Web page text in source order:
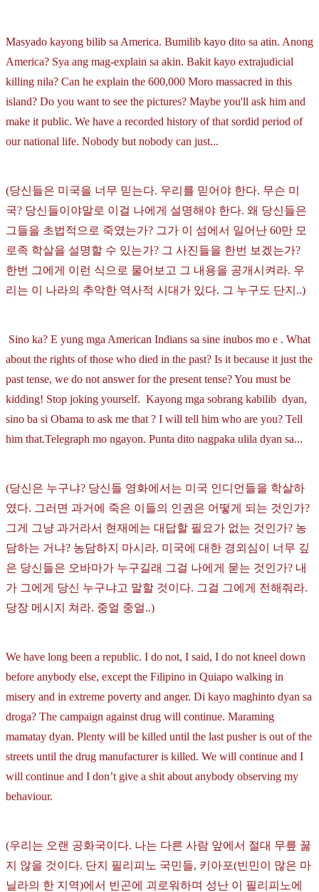
Masyado kayong bilib sa America. Bumilib kayo dito sa atin. Anong
America? Sya ang mag-explain sa akin. Bakit kayo extrajudicial
killing nila? Can he explain the 600,000 Moro massacred in this
island? Do you want to see the pictures? Maybe you'll ask him and
make it public. We have a recorded history of that sordid period of
our national life. Nobody but nobody can just...
(당신들은 미국을 너무 믿는다. 우리를 믿어야 한다. 무슨 미
국? 당신들이야말로 이걸 나에게 설명해야 한다. 왜 당신들은
그들을 초법적으로 죽였는가? 그가 이 섬에서 일어난 60만 모
로족 학살을 설명할 수 있는가? 그 사진들을 한번 보겠는가?
한번 그에게 이런 식으로 물어보고 그 내용을 공개시켜라. 우
리는 이 나라의 추악한 역사적 시대가 있다. 그 누구도 단지..)
Sino ka? E yung mga American Indians sa sine inubos mo e . What
about the rights of those who died in the past? Is it because it just the
past tense, we do not answer for the present tense? You must be
kidding! Stop joking yourself. Kayong mga sobrang kabilib dyan,
sino ba si Obama to ask me that ? I will tell him who are you? Tell
him that.Telegraph mo ngayon. Punta dito nagpaka ulila dyan sa...
(당신은 누구냐? 당신들 영화에서는 미국 인디언들을 학살하
였다. 그러면 과거에 죽은 이들의 인권은 어떻게 되는 것인가?
그게 그냥 과거라서 현재에는 대답할 필요가 없는 것인가? 농
담하는 거냐? 농담하지 마시라. 미국에 대한 경외심이 너무 깊
은 당신들은 오바마가 누구길래 그걸 나에게 묻는 것인가? 내
가 그에게 당신 누구냐고 말할 것이다. 그걸 그에게 전해줘라.
당장 메시지 쳐라. 중얼 중얼..)
We have long been a republic. I do not, I said, I do not kneel down
before anybody else, except the Filipino in Quiapo walking in
misery and in extreme poverty and anger. Di kayo maghinto dyan sa
droga? The campaign against drug will continue. Maraming
mamatay dyan. Plenty will be killed until the last pusher is out of the
streets until the drug manufacturer is killed. We will continue and I
will continue and I don’t give a shit about anybody observing my
behaviour.
(우리는 오랜 공화국이다. 나는 다른 사람 앞에서 절대 무릎 꿇
지 않을 것이다. 단지 필리피노 국민들, 키아포(빈민이 많은 마
닐라의 한 지역)에서 빈곤에 괴로워하며 성난 이 필리피노에